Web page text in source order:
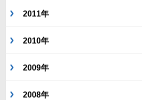
2011年
2010年
2009年
2008年